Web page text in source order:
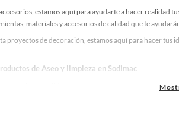
estamos aquí para ayudarte a hacer realidad
materiales y accesorios de calidad que te
proyectos de decoración, estamos aquí para hacer
de Aseo y limpieza en Sodimac
accesorios de calidad para tus proyectos y renovación